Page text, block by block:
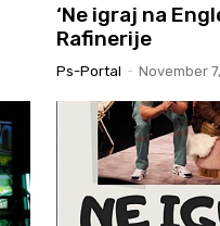
‘Ne igraj na
Rafinerije
Ps-Portal - November